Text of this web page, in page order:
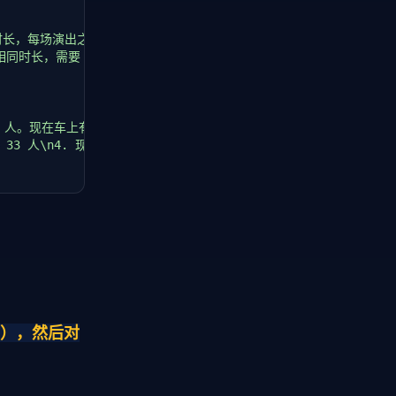
每场演出之间休息 30 分钟，完成一轮全员等时演出需要多长时间
同时长，需要 4 × 2 = 8 小时总表演\n3. 需要场次：8 / 6
。现在车上有多少人？"
人\n4. 现在车上人数：33 人"
，然后对